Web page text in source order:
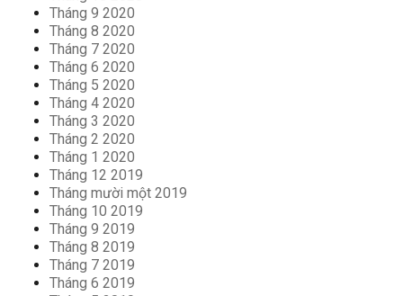
Tháng 9 2020
Tháng 8 2020
Tháng 7 2020
Tháng 6 2020
Tháng 5 2020
Tháng 4 2020
Tháng 3 2020
Tháng 2 2020
Tháng 1 2020
Tháng 12 2019
Tháng mười một 2019
Tháng 10 2019
Tháng 9 2019
Tháng 8 2019
Tháng 7 2019
Tháng 6 2019